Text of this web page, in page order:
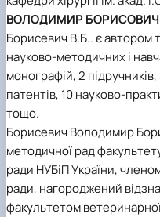
ВОЛОДИМИР БОРИСОВИЧ
Борисевич В.Б.. є автором
науково-методичних і
монографій, 2
патентів, 10 науково-
тощо.
Борисевич Володимир
методичної рад
ради НУБіП України,
ради, нагороджений
факультетом